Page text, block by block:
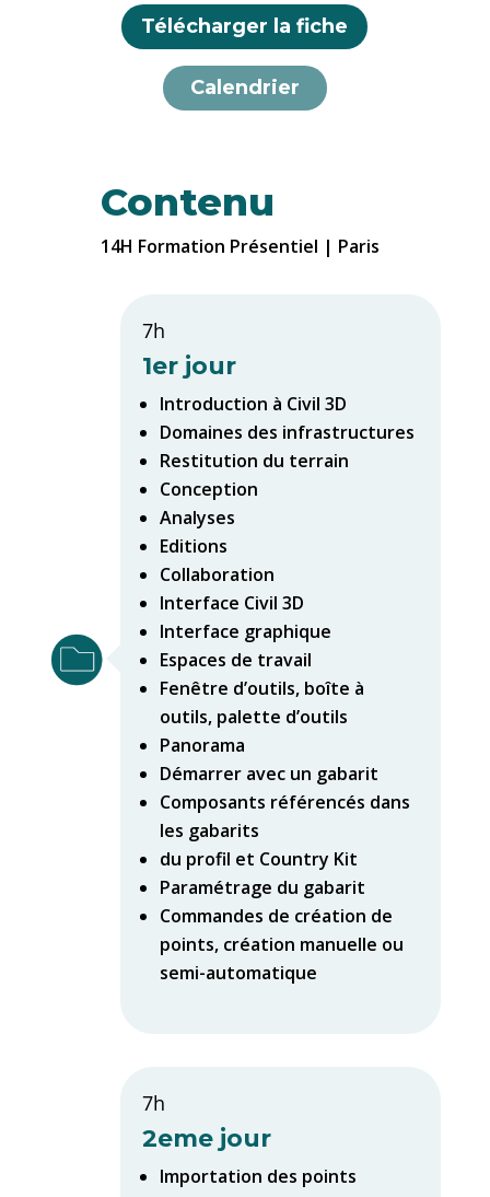
Télécharger la fiche
Calendrier
Contenu
14H Formation Présentiel | Paris
7h
1er jour
Introduction à Civil 3D
Domaines des infrastructures
Restitution du terrain
Conception
Analyses
Editions
Collaboration
Interface Civil 3D
Interface graphique
Espaces de travail
Fenêtre d’outils, boîte à
outils, palette d’outils
Panorama
Démarrer avec un gabarit
Composants référencés dans
les gabarits
du profil et Country Kit
Paramétrage du gabarit
Commandes de création de
points, création manuelle ou
semi-automatique
7h
2eme jour
Importation des points